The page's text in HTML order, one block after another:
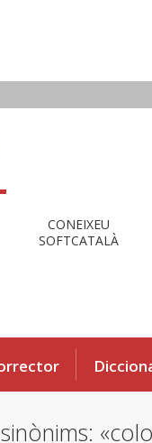
CONEIXEU
SOFTCATALÀ